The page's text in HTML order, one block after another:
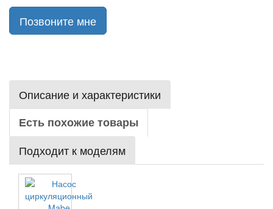
Позвоните мне
Описание и характеристики
Есть похожие товары
Подходит к моделям